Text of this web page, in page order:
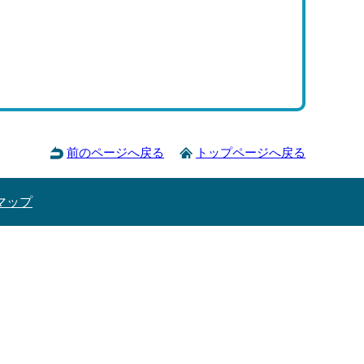
前のページへ戻る トップページへ戻る
ップ